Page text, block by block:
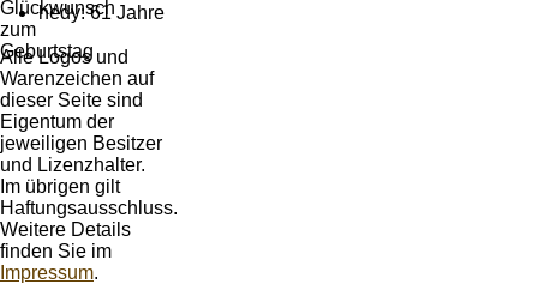
hedy: 61 Jahre
Alle Logos und
Warenzeichen auf
dieser Seite sind
Eigentum der
jeweiligen Besitzer
und Lizenzhalter.
Im übrigen gilt
Haftungsausschluss.
Weitere Details
finden Sie im
Impressum.